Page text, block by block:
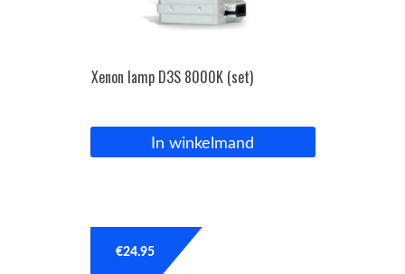
Xenon lamp D3S 8000K (set)
In winkelmand
€24.95